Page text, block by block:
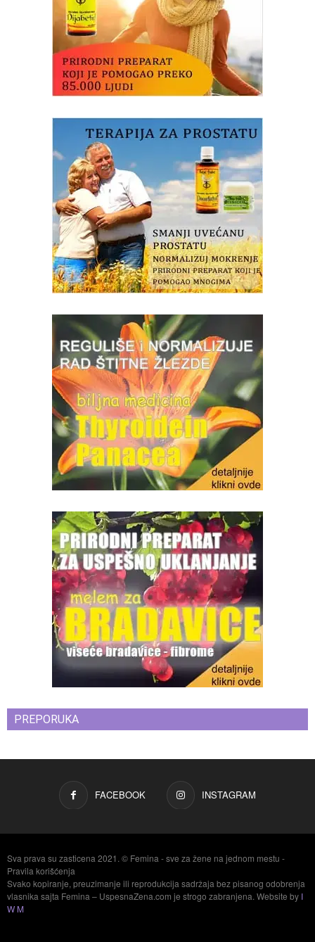
PREPORUKA
FACEBOOK INSTAGRAM
Sva prava su zasticena 2021. © Femina - sve za žene na jednom mestu -
Pravila korišćenja
Svako kopiranje, preuzimanje ili reprodukcija sadržaja bez pisanog odobrenja
vlasnika sajta Femina – UspesnaZena.com je strogo zabranjena. Website by I
W M